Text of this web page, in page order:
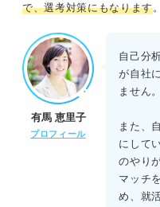
で、選考対策にもなります。
有馬 恵里子
プロフィール
自己分
が自社
ません。
また、
にして
のやり
マッチ
め、就